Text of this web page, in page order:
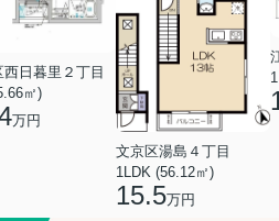
西日暮里２丁目
㎡)
万円
文京区湯島４丁目
1LDK (56.12㎡)
15.5万円